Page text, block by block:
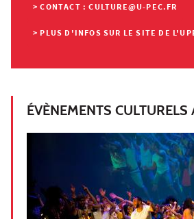
> CONTACT : CULTURE@U-PEC.FR
> PLUS D'INFOS SUR LE SITE DE
ÉVÈNEMENTS CULTURELS